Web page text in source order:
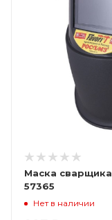
Маска
57365
Нет в наличии